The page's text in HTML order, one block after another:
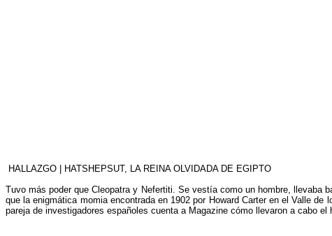
HALLAZGO | HATSHEPSUT, LA REINA OLVIDADA DE EGIPTO
Tuvo más poder que Cleopatra y Nefertiti. Se vestía como un hombre, llevaba
que la enigmática momia encontrada en 1902 por Howard Carter en el Valle
pareja de investigadores españoles cuenta a Magazine cómo llevaron a cabo